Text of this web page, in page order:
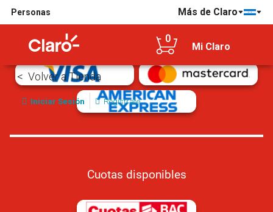
Personas Más de Claro
0
Mi Claro
Volver a Tienda
Iniciar Sesión Regístrate
Tarjetas de crédito/débito aceptadas
Cuotas disponibles